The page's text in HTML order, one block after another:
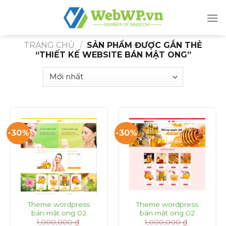
TRANG CHỦ
/ SẢN PHẨM ĐƯỢC GẮN THẺ
“THIẾT KẾ WEBSITE BÁN MẬT ONG”
-30%
Theme wordpress
bán mật ong 02
1,000,000₫
-30%
Theme wordpress
bán mật ong 02
1,000,000₫